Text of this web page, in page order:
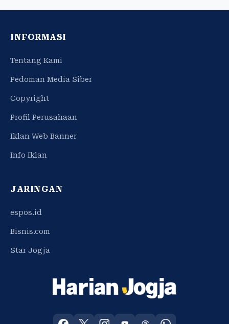
INFORMASI
Tentang Kami
Pedoman Media Siber
Copyright
Profil Perusahaan
Iklan Web Banner
Info Iklan
JARINGAN
espos.id
Bisnis.com
Star Jogja